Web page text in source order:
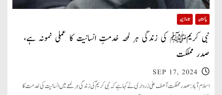
پاکستان تازہ ترین
نبی کریمﷺ کی زندگی ہر لمحہ خدمتِ انسانیت کا عملی نمونہ ہے،
صدر مملکت
SEP 17, 2024
اسلام آباد: صدر مملکت آصف علی زرداری نے کہا ہے کہ نبی کریمؐ کی زندگی ہر لمحے میں انسانیت کی خدمت کا